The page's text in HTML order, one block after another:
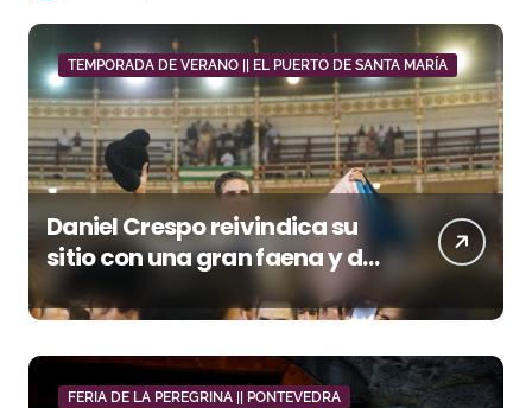
TEMPORADA DE VERANO || EL PUERTO DE SANTA MARÍA
Daniel Crespo reivindica su
sitio con una gran faena y dos
orejas
FERIA DE LA PEREGRINA || PONTEVEDRA